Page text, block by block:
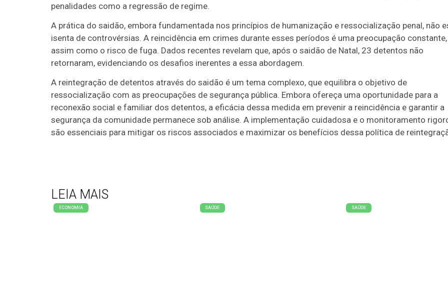
penalidades como a regressão de regime.
A prática do saidão, embora fundamentada nos princípios de humanização e ressocialização penal, não
isenta de controvérsias. A reincidência em crimes durante esses períodos é uma preocupação constante,
assim como o risco de fuga. Dados recentes revelam que, após o saidão de Natal, 23 detentos não
retornaram, evidenciando os desafios inerentes a essa abordagem.
A reintegração de detentos através do saidão é um tema complexo, que equilibra o objetivo de
ressocialização com as preocupações de segurança pública. Embora ofereça uma oportunidade para a
reconexão social e familiar dos detentos, a eficácia dessa medida em prevenir a reincidência e garantir a
segurança da comunidade permanece sob análise. A implementação cuidadosa e o monitoramento
são essenciais para mitigar os riscos associados e maximizar os benefícios dessa política de
LEIA MAIS
ECONOMIA SAÚDE SAÚDE